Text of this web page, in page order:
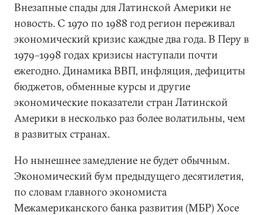
Внезапные спады для Латинской Америки не
новость. С 1970 по 1988 год регион переживал
экономический кризис каждые два года. В Перу в
1979–1998 годах кризисы наступали почти
ежегодно. Динамика ВВП, инфляция, дефициты
бюджетов, обменные курсы и другие
экономические показатели стран Латинской
Америки в несколько раз более волатильны, чем
в развитых странах.
Но нынешнее замедление не будет обычным.
Экономический бум предыдущего десятилетия,
по словам главного экономиста
Межамериканского банка развития (МБР) Хосе